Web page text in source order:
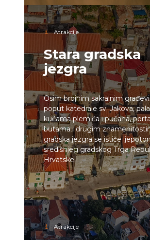
Atrakcije
Stara gradska
jezgra
Osim brojnim sakralnim
poput katedrale sv. Jakova,
kućama plemića i pučana,
butama i drugim
gradska jezgra se ističe
središnjeg gradskog Trga
Hrvatske.
Atrakcije